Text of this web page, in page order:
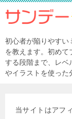
初心者が陥りやすい
を教えます。初めて
する段階まで、レベ
やイラストを使った
当サイトはアフ